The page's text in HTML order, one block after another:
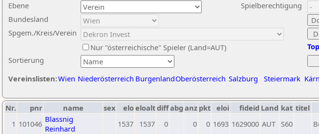
Ebene
Sortierung
Bundesland
Spgem./Kreis/Verein
Nur "österreichische" Spieler (Land=AUT)
Spielberechtigung
Vereinslisten:Wien Niederösterreich BurgenlandOberösterreich Salzburg Steiermark
Nr. pnr name sex eloeloaltdiffabg anz pkt eloi fideid Land kat titel
1 101046 Blassnig
Reinhard
1537 1537 0 0 0 1693 1629000 AUT S60